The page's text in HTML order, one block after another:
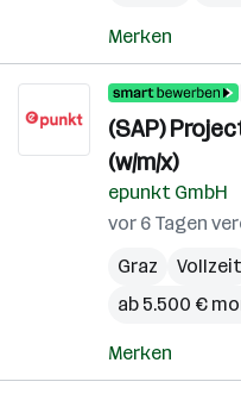
Merken
(SAP)
(w/m/x)
epunkt GmbH
vor 6 Tagen
Graz
Vollzeit
ab 5.500 €
Merken